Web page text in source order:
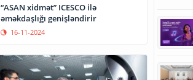
“ASAN xidmət” ICESCO ilə
əməkdaşlığı genişləndirir
16-11-2024